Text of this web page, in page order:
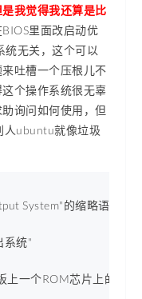
我觉得我还算是比
里面改启动优
统无关，这个可以
吐槽一个压根儿不
个操作系统很无辜
询问如何使用，但
人ubuntu就像垃圾
System"的缩略语
系统"
上一个ROM芯片上的程序